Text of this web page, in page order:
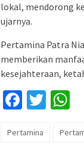
lokal, mendorong
ujarnya.
Pertamina Patra
memberikan
kesejahteraan,
Pertamina